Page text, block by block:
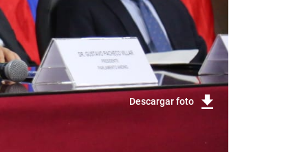
Descargar foto